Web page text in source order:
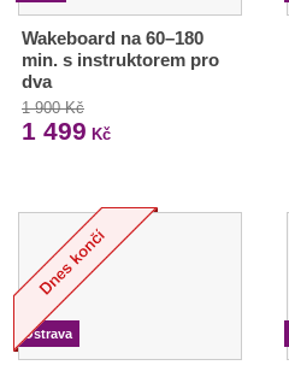
Wakeboard na 60–180
min. s instruktorem pro
dva
1 900 Kč
1 499 Kč
Ostrava